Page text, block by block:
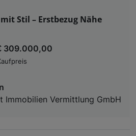
Stil – Erstbezug Nähe
309.000,00
Immobilien Vermittlung GmbH